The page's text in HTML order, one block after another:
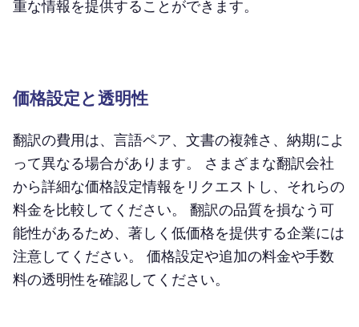
重な情報を提供することができます。
価格設定と透明性
翻訳の費用は、言語ペア、文書の複雑さ、納期によ
って異なる場合があります。 さまざまな翻訳会社
から詳細な価格設定情報をリクエストし、それらの
料金を比較してください。 翻訳の品質を損なう可
能性があるため、著しく低価格を提供する企業には
注意してください。 価格設定や追加の料金や手数
料の透明性を確認してください。